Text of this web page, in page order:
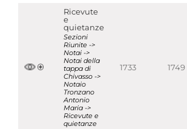
Ricevute
e
quietanze
Sezioni
Riunite ->
Notai ->
Notai della
tappa di
Chivasso ->
Notaio
Tronzano
Antonio
Maria ->
Ricevute e
quietanze
1733 1749